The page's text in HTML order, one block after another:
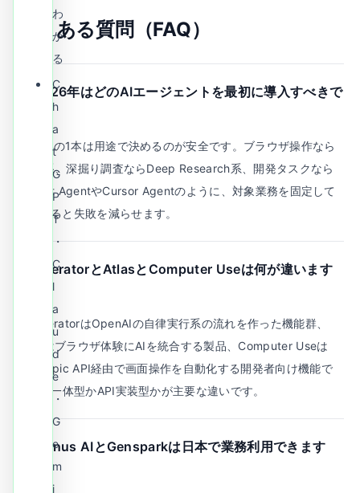
よくある質問（FAQ）
2026年はどのAIエージェントを最初に導入すべきで
すか？
最初の1本は用途で決めるのが安全です。ブラウザ操作なら
Atlas系、深掘り調査ならDeep Research系、開発タスクなら
Copilot AgentやCursor Agentのように、対象業務を固定して
比較すると失敗を減らせます。
OperatorとAtlasとComputer Useは何が違います
OperatorはOpenAIの自律実行系の流れを作った機能群、
Atlasはブラウザ体験にAIを統合する製品、Computer Useは
Anthropic API経由で画面操作を自動化する開発者向け機能で
す。UI一体型かAPI実装型かが主要な違いです。
Manus AIとGensparkは日本で業務利用できます
わ
か
る
C
h
a
t
G
P
T
・
C
l
a
u
d
e
・
G
e
m
i